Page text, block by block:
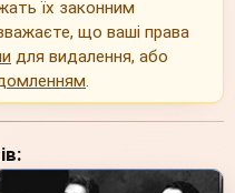
їх законним
що ваші права
для видалення, або
.